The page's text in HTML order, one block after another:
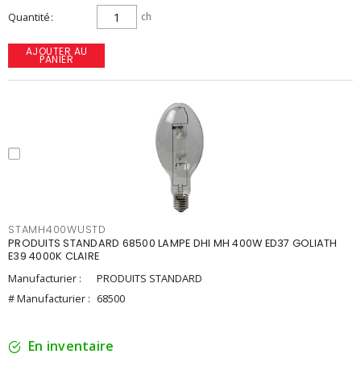
Quantité ch
AJOUTER AU
PANIER
STAMH400WUSTD
PRODUITS STANDARD 68500 LAMPE DHI MH 400W ED37 GOLIATH
E39 4000K CLAIRE
Manufacturier :
PRODUITS STANDARD
# Manufacturier : 68500
En inventaire